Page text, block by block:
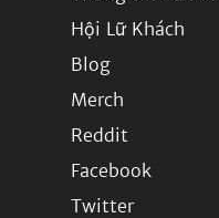
Hội Lữ Khách
Blog
Merch
Reddit
Facebook
Twitter